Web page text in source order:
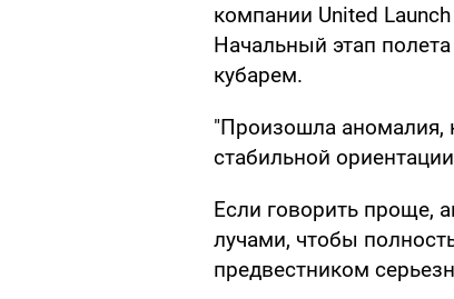
компании United
Начальный этап
кубарем.
"Произошла аномалия,
стабильной
Если говорить проще,
лучами, чтобы
предвестником